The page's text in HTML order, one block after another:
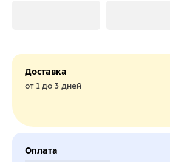
Доставка
от 1 до 3 дней
Оплата